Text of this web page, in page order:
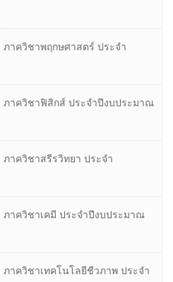
ภาควิชาพฤกษศาสตร์ ประจํา
ภาควิชาฟิสิกส์ ประจําปีงบประมาณ
ภาควิชาสรีรวิทยา ประจํา
ภาควิชาเคมี ประจําปีงบประมาณ
ภาควิชาเทคโนโลยีชีวภาพ ประจํา